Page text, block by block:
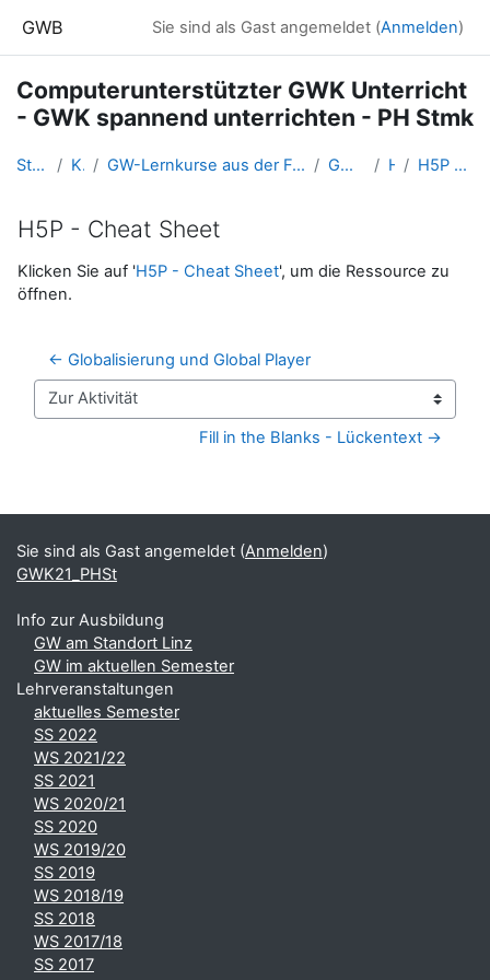
GWB Sie sind als Gast angemeldet (Anmelden)
Computerunterstützter GWK Unterricht
- GWK spannend unterrichten - PH Stmk
Startseite Kurse GW-Lernkurse aus der Fortbildung (und Ausbildung bis 2016) GWK21_PHSt H5P H5P - Cheat Sheet
H5P - Cheat Sheet
Abschlussbedingungen
Klicken Sie auf 'H5P - Cheat Sheet', um die Ressource zu
öffnen.
← Globalisierung und Global Player
Zur Aktivität
Fill in the Blanks - Lückentext →
Ergänzungsblöcke
Sie sind als Gast angemeldet (Anmelden)
GWK21_PHSt
Info zur Ausbildung
GW am Standort Linz
GW im aktuellen Semester
Lehrveranstaltungen
aktuelles Semester
SS 2022
WS 2021/22
SS 2021
WS 2020/21
SS 2020
WS 2019/20
SS 2019
WS 2018/19
SS 2018
WS 2017/18
SS 2017